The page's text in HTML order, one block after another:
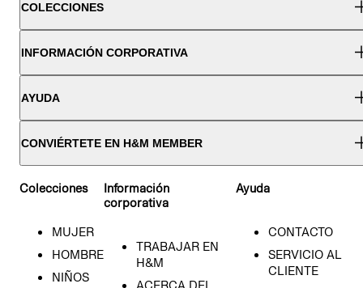
COLECCIONES
INFORMACIÓN CORPORATIVA
AYUDA
CONVIÉRTETE EN H&M MEMBER
Colecciones
MUJER
HOMBRE
NIÑOS
Información
corporativa
TRABAJAR EN
H&M
Ayuda
CONTACTO
SERVICIO AL
CLIENTE